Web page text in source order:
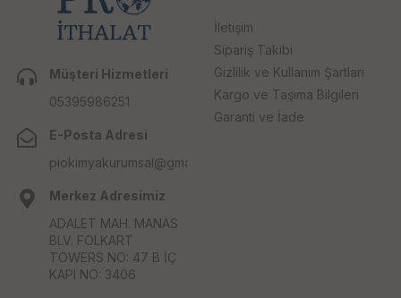
Müşteri Hizmetleri
05395986251
E-Posta Adresi
piokimyakurumsal@gmail.com
Merkez Adresimiz
ADALET MAH. MANAS
BLV. FOLKART
TOWERS NO: 47 B İÇ
KAPI NO: 3406
İletişim
Sipariş Takibi
Gizlilik ve Kullanım Şartları
Kargo ve Taşıma Bilgileri
Garanti ve İade